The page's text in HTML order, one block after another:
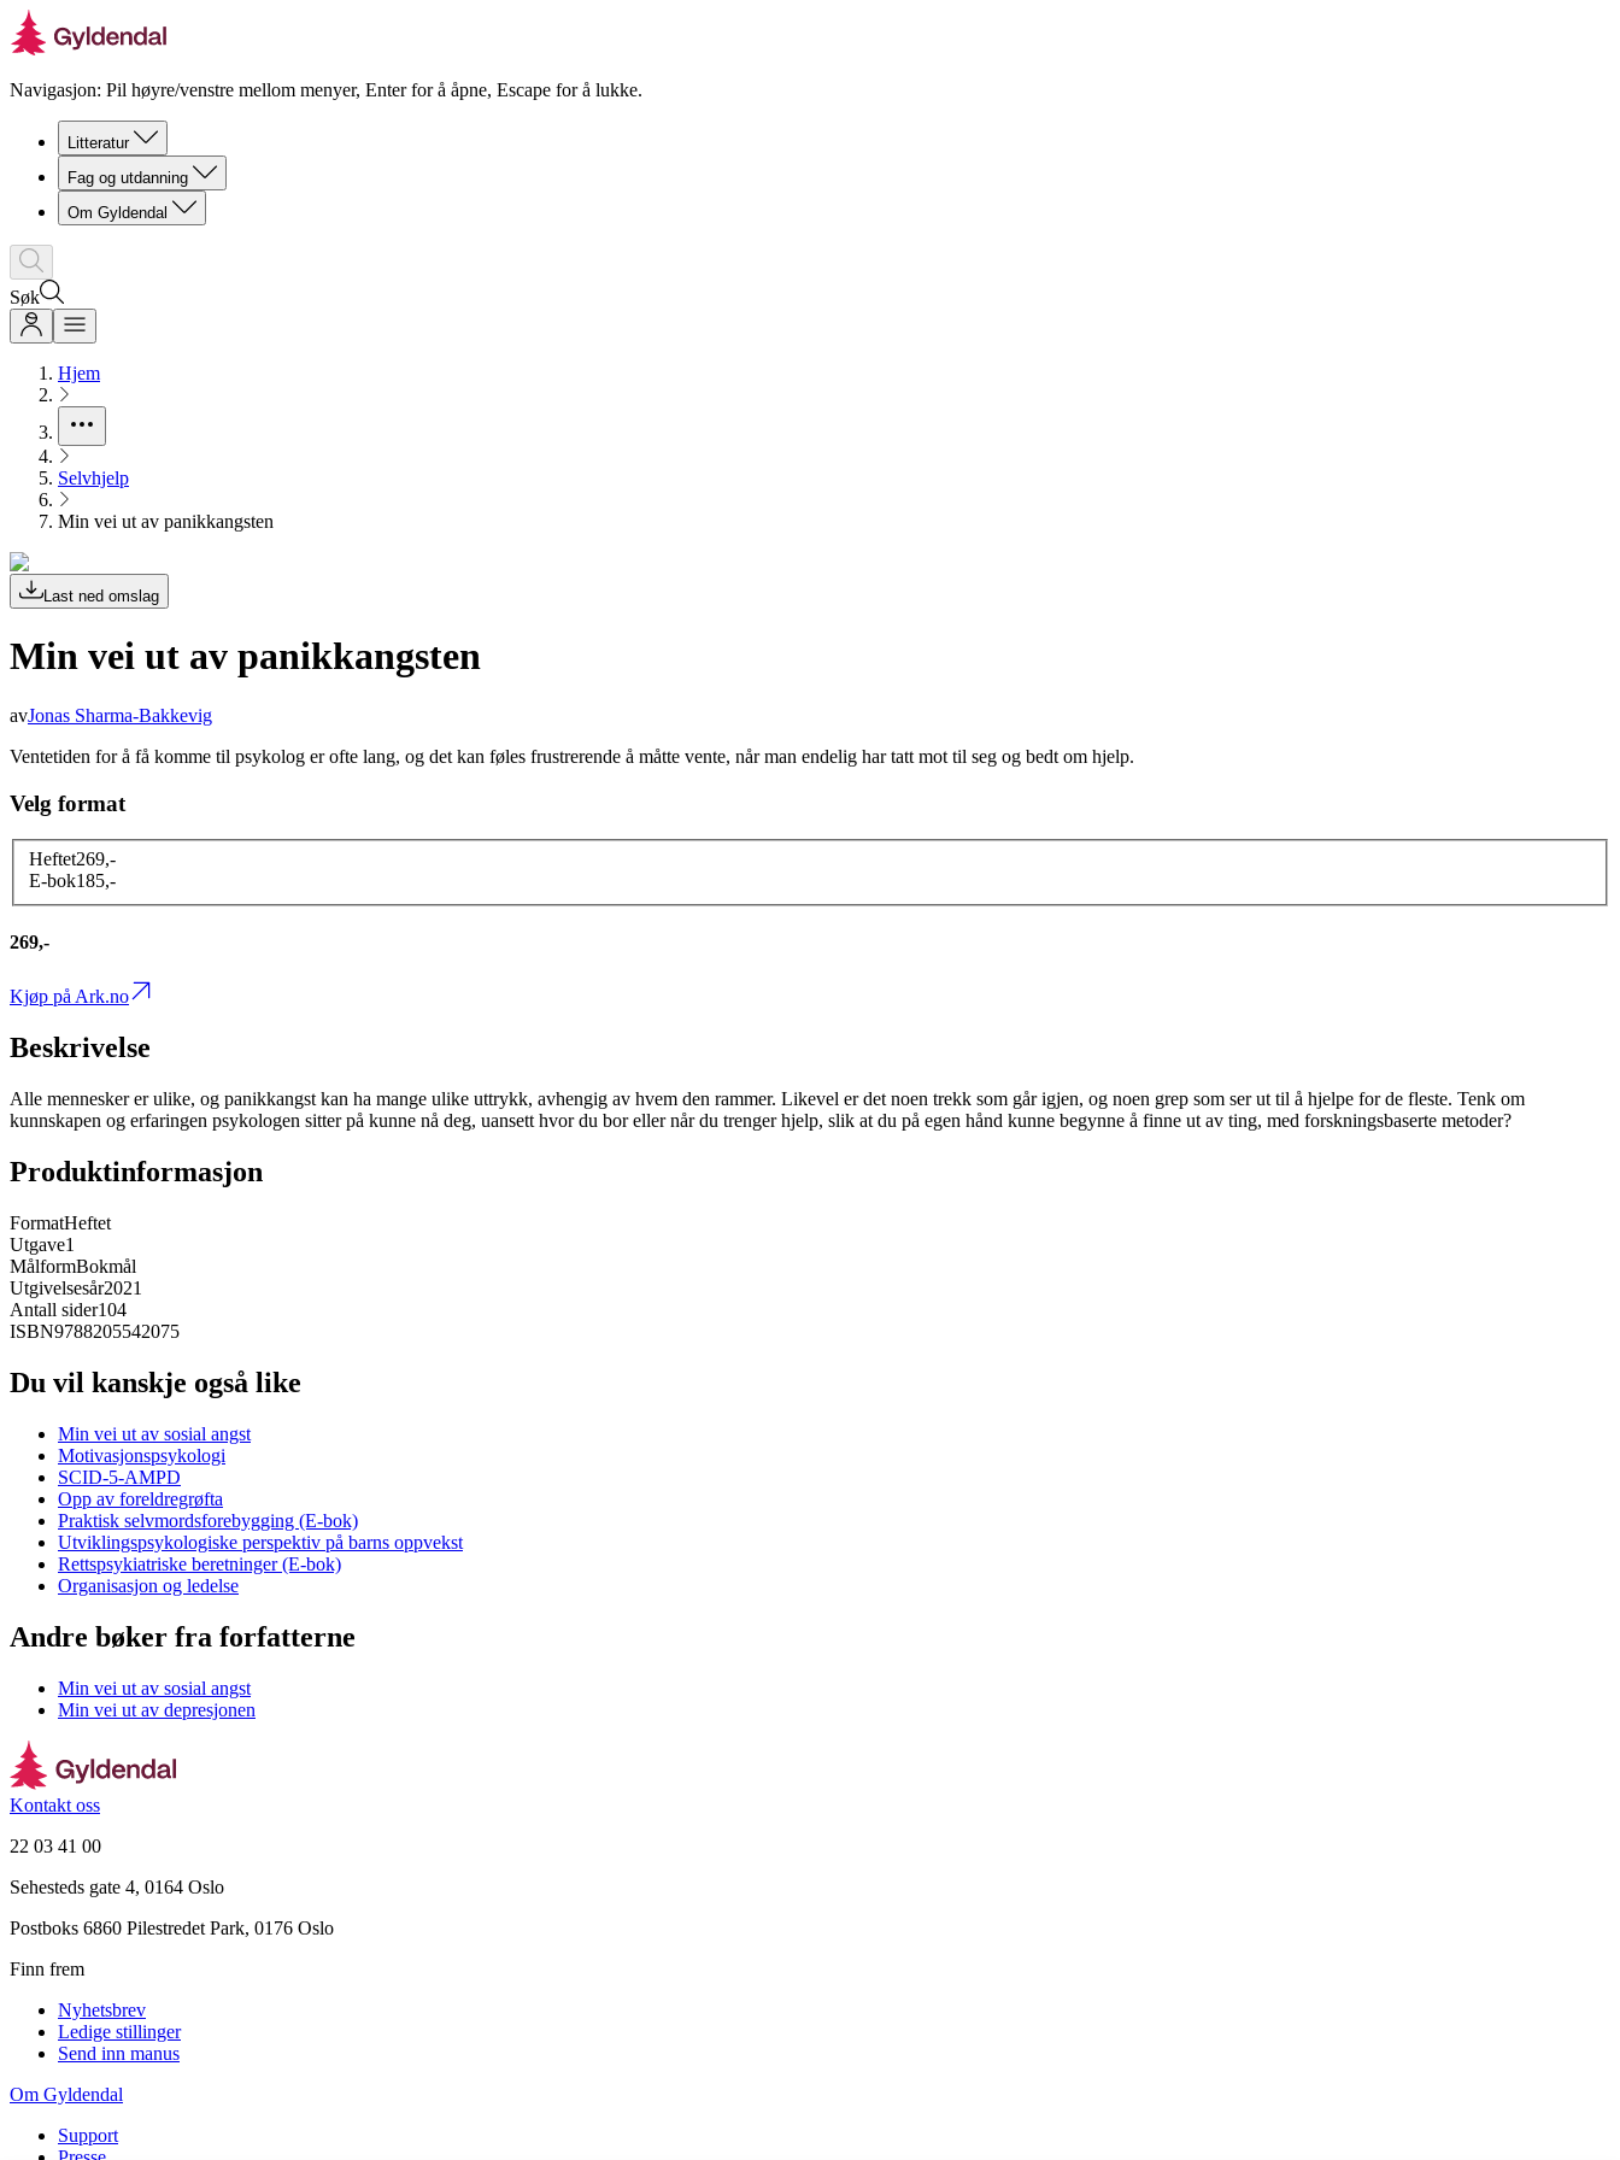
Navigasjon: Pil høyre/venstre mellom menyer, Enter for å åpne, Escape for å lukke.
Litteratur
Fag og utdanning
Om Gyldendal
Søk
Hjem
Selvhjelp
Min vei ut av panikkangsten
Last ned omslag
Min vei ut av panikkangsten
avJonas Sharma-Bakkevig
Ventetiden for å få komme til psykolog er ofte lang, og det kan føles frustrerende å måtte vente, når man endelig har tatt mot til seg og bedt om hjelp.
Velg format
Heftet269,-
E-bok185,-
269,-
Kjøp på Ark.no
Beskrivelse
Alle mennesker er ulike, og panikkangst kan ha mange ulike uttrykk, avhengig av hvem den rammer. Likevel er det noen trekk som går igjen, og noen grep som ser ut til å hjelpe for de fleste. Tenk om
kunnskapen og erfaringen psykologen sitter på kunne nå deg, uansett hvor du bor eller når du trenger hjelp, slik at du på egen hånd kunne begynne å finne ut av ting, med forskningsbaserte metoder?
Produktinformasjon
FormatHeftet
Utgave1
MålformBokmål
Utgivelsesår2021
Antall sider104
ISBN9788205542075
Du vil kanskje også like
Min vei ut av sosial angst
Motivasjonspsykologi
SCID-5-AMPD
Opp av foreldregrøfta
Praktisk selvmordsforebygging (E-bok)
Utviklingspsykologiske perspektiv på barns oppvekst
Rettspsykiatriske beretninger (E-bok)
Organisasjon og ledelse
Andre bøker fra forfatterne
Min vei ut av sosial angst
Min vei ut av depresjonen
Kontakt oss
22 03 41 00
Sehesteds gate 4, 0164 Oslo
Postboks 6860 Pilestredet Park, 0176 Oslo
Finn frem
Nyhetsbrev
Ledige stillinger
Send inn manus
Om Gyldendal
Support